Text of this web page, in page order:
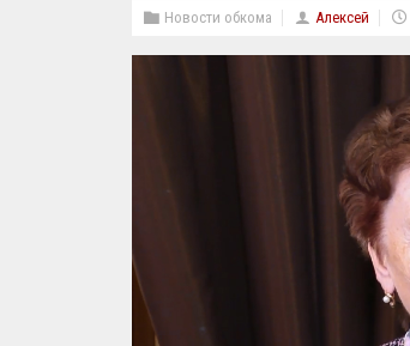
Новости обкома Алексей